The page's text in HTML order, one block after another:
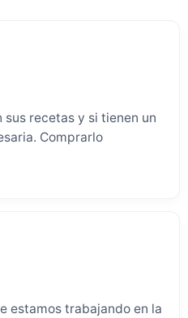
sus recetas y si tienen un
Comprarlo
estamos trabajando en la